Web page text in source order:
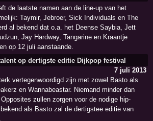
de laatste namen aan de line-up van het
Taymir, Jebroer, Sick Individuals en The
al bekend dat o.a. het Deense Saybia, Jett
Jay Hardway, Tangarine en Kraantje
op 12 juli aanstaande.
op dertigste editie Dijkpop festival
7 juli 2013
vertegenwoordigd zijn met zowel Basto als
en Wannabeastar. Niemand minder dan
zullen zorgen voor de nodige hip-
als Basto zal de dertigstee editie van